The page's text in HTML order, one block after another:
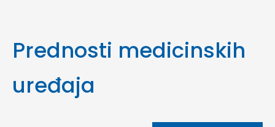
Prednosti medicinskih
uređaja